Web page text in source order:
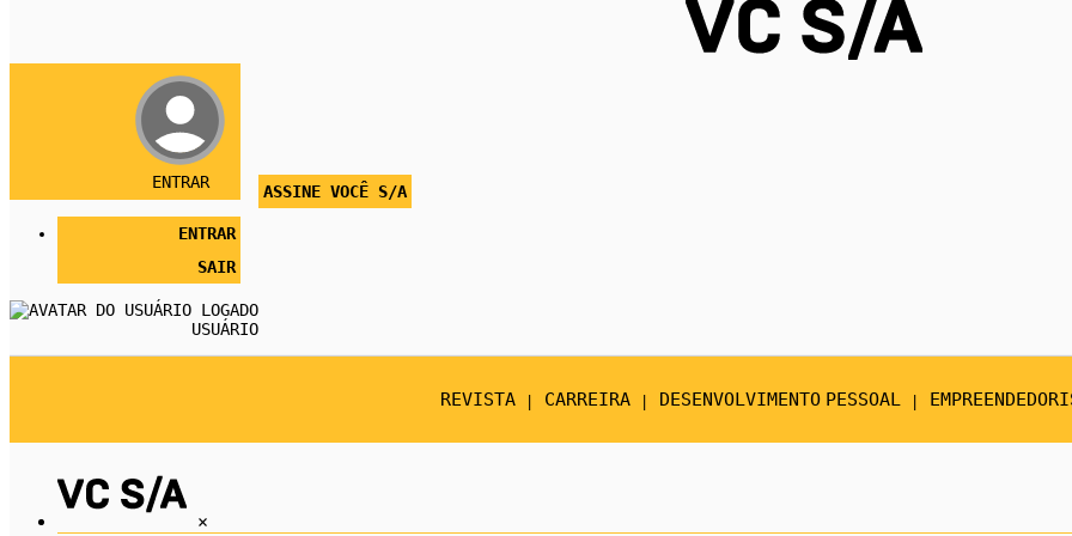
ENTRAR
ENTRAR
SAIR
USUÁRIO
ASSINE VOCÊ S/A
REVISTA CARREIRA DESENVOLVIMENTO PESSOAL
×